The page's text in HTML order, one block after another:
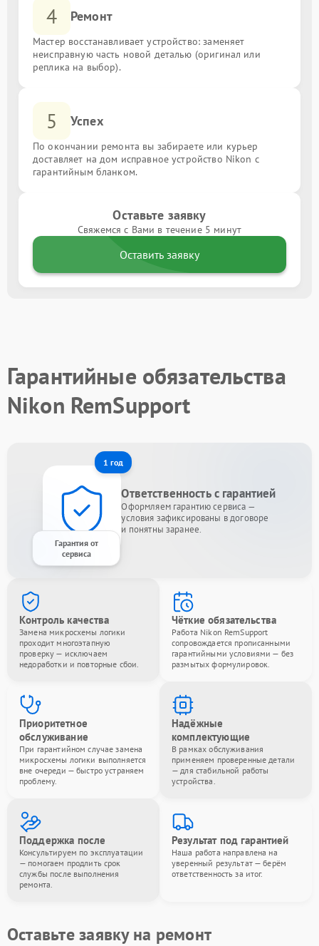
4 Ремонт
Мастер восстанавливает устройство: заменяет
неисправную часть новой деталью (оригинал или
реплика на выбор).
5 Успех
По окончании ремонта вы забираете или курьер
доставляет на дом исправное устройство Nikon с
гарантийным бланком.
Оставьте заявку
Свяжемся с Вами в течение 5 минут
Оставить заявку
Гарантийные обязательства
Nikon RemSupport
1 год
Гарантия от
сервиса
Ответственность с гарантией
Оформляем гарантию сервиса —
условия зафиксированы в договоре
и понятны заранее.
Контроль качества
Замена микросхемы логики
проходит многоэтапную
проверку — исключаем
недоработки и повторные сбои.
Чёткие обязательства
Работа Nikon RemSupport
сопровождается прописанными
гарантийными условиями — без
размытых формулировок.
Приоритетное
обслуживание
При гарантийном случае замена
микросхемы логики выполняется
вне очереди — быстро устраняем
проблему.
Надёжные
комплектующие
В рамках обслуживания
применяем проверенные детали
— для стабильной работы
устройства.
Поддержка после
Консультируем по эксплуатации
— помогаем продлить срок
службы после выполнения
ремонта.
Результат под гарантией
Наша работа направлена на
уверенный результат — берём
ответственность за итог.
Оставьте заявку на ремонт